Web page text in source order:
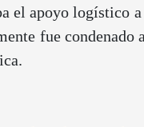
el apoyo logístico
fue condenado